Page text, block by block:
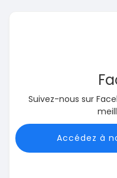
Suivez-nous sur
Accédez à